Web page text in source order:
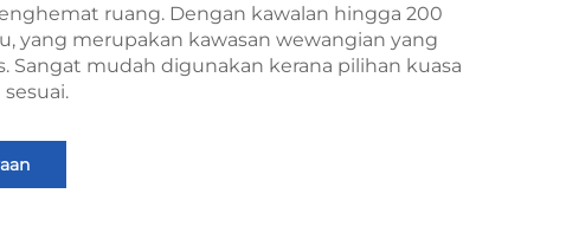
ruang. Dengan kawalan hingga 200
yang merupakan kawasan wewangian yang
Sangat mudah digunakan kerana pilihan kuasa